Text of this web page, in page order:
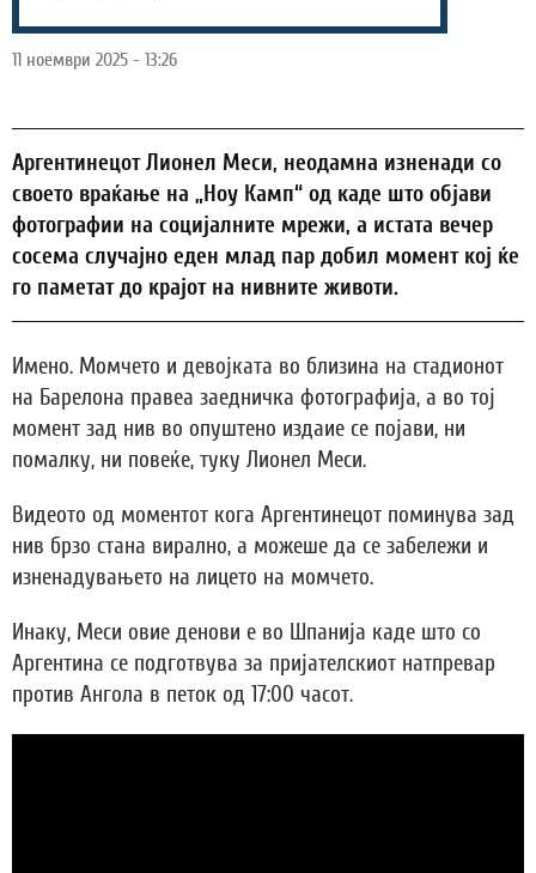
11 ноември 2025 - 13:26
Аргентинецот Лионел Меси, неодамна изненади со
своето враќање на „Ноу Камп“ од каде што објави
фотографии на социјалните мрежи, а истата вечер
сосема случајно еден млад пар добил момент кој ќе
го паметат до крајот на нивните животи.
Имено. Момчето и девојката во близина на стадионот
на Барелона правеа заедничка фотографија, а во тој
момент зад нив во опуштено издаие се појави, ни
помалку, ни повеќе, туку Лионел Меси.
Видеото од моментот кога Аргентинецот поминува зад
нив брзо стана вирално, а можеше да се забележи и
изненадувањето на лицето на момчето.
Инаку, Меси овие денови е во Шпанија каде што со
Аргентина се подготвува за пријателскиот натпревар
против Ангола в петок од 17:00 часот.